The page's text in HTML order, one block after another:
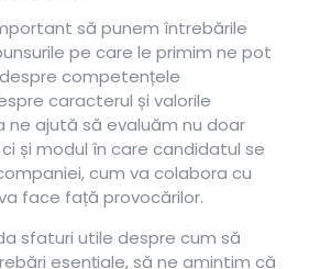
să punem întrebările
pe care le primim ne pot
competențele
caracterul și valorile
ne ajută să evaluăm nu doar
și modul în care candidatul se
cum va colabora cu
face față provocărilor.
sfaturi utile despre cum să
esențiale, să ne amintim că